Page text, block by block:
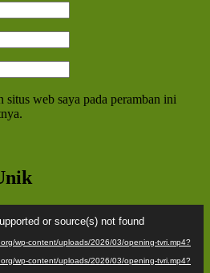
situs web saya pada peramban ini
or source(s) not found
wp-content/uploads/2026/03/opening-tvri.mp4?
wp-content/uploads/2026/03/opening-tvri.mp4?